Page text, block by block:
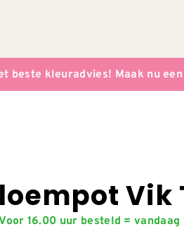
beste kleuradvies! Maak nu
Vik
16.00 uur besteld =